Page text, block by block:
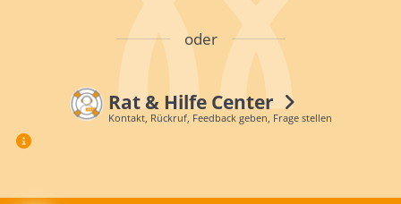
oder
Rat & Hilfe Center
Kontakt, Rückruf, Feedback geben, Frage stellen